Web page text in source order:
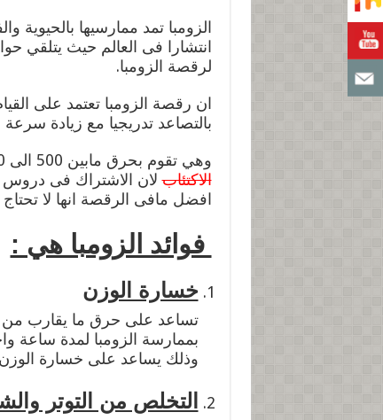
الزومبا تمد ممارسيها بالحيوية
لرقصة الزومبا.
ان رقصة الزومبا تعتمد على
بالتصاعد تدريجيا مع زيادة
وهي تقوم بحرق مابين 500 الى 800 سعر حرارى فى الساعة كما انها تقضي على
الاكتئابلان الاشتراك فى
افضل مافى الرقصة انها لا
فوائد الزومبا هي :
خسارة الوزن
بممارسة الزومبا لمدة ساعة
وذلك يساعد على خسارة
التخلص من التوتر